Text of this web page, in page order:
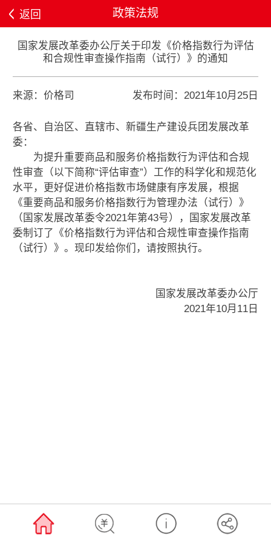
返回 政策法规
国家发展改革委办公厅关于印发《价格指数行为评估
和合规性审查操作指南（试行）》的通知
来源：价格司 发布时间：2021年10月25日
各省、自治区、直辖市、新疆生产建设兵团发展改革
委：
为提升重要商品和服务价格指数行为评估和合规
性审查（以下简称“评估审查”）工作的科学化和规范化
水平，更好促进价格指数市场健康有序发展，根据
《重要商品和服务价格指数行为管理办法（试行）》
（国家发展改革委令2021年第43号），国家发展改革
委制订了《价格指数行为评估和合规性审查操作指南
（试行）》。现印发给你们，请按照执行。
国家发展改革委办公厅
2021年10月11日